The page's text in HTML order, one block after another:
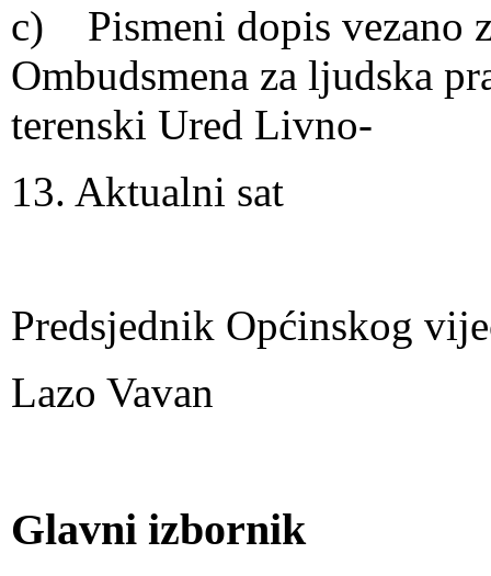
c) Pismeni dopis vezano
Ombudsmena za ljudska
terenski Ured Livno-
13. Aktualni sat
Predsjednik Općinskog
Lazo Vavan
Glavni izbornik